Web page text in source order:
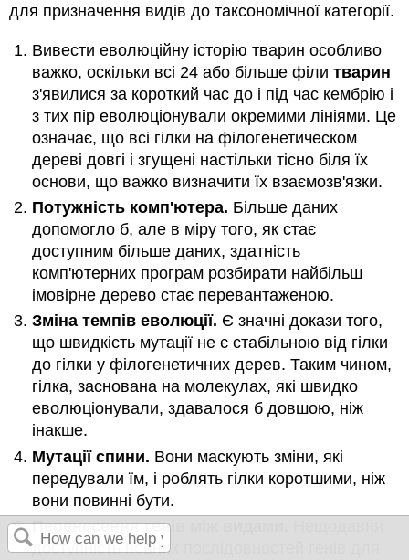
для призначення видів до таксономічної категорії.
Вивести еволюційну історію тварин особливо
важко, оскільки всі 24 або більше філитварин
з'явилися за короткий час до і під час кембрію і
з тих пір еволюціонували окремими лініями. Це
означає, що всі гілки на філогенетическом
дереві довгі і згущені настільки тісно біля їх
основи, що важко визначити їх взаємозв'язки.
Потужність комп'ютера. Більше даних
допомогло б, але в міру того, як стає
доступним більше даних, здатність
комп'ютерних програм розбирати найбільш
імовірне дерево стає перевантаженою.
Зміна темпів еволюції. Є значні докази того,
що швидкість мутації не є стабільною від гілки
до гілки у філогенетичних дерев. Таким чином,
гілка, заснована на молекулах, які швидко
еволюціонували, здавалося б довшою, ніж
інакше.
Мутації спини. Вони маскують зміни, які
передували їм, і роблять гілки коротшими, ніж
вони повинні бути.
Перенесення генів між видами.
доступність повних послідовностей генів для